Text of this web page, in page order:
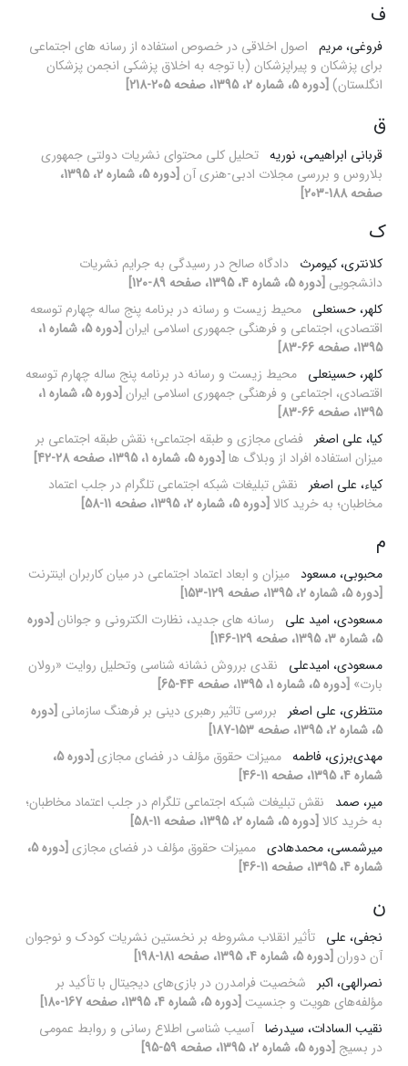
ف
فروغی، مریم اصول اخلاقی در خصوص استفاده از رسانه های اجتماعی
برای پزشکان و پیراپزشکان (با توجه به اخلاق پزشکی انجمن پزشکان
انگلستان) [دوره 5، شماره 2، 1395، صفحه 205-218]
ق
قربانی ابراهیمی، نوریه تحلیل کلی محتوای نشریات دولتی جمهوری
بلاروس و بررسی مجلات ادبی-هنری آن
[دوره 5، شماره 2، 1395،
صفحه 188-203]
ک
کلانتری، کیومرث
دادگاه صالح در رسیدگی به جرایم نشریات
دانشجویی [دوره 5، شماره 4، 1395، صفحه 89-120]
کلهر، حسنعلی محیط زیست و رسانه در برنامه پنج ساله چهارم توسعه
اقتصادی، اجتماعی و فرهنگی جمهوری اسلامی ایران
[دوره 5، شماره 1،
1395، صفحه 66-83]
کلهر، حسینعلی محیط زیست و رسانه در برنامه پنج ساله چهارم توسعه
اقتصادی، اجتماعی و فرهنگی جمهوری اسلامی ایران
[دوره 5، شماره 1،
1395، صفحه 66-83]
کیا، علی اصغر
فضای مجازی و طبقه اجتماعی؛ نقش طبقه اجتماعی بر
میزان استفاده افراد از وبلاگ ها [دوره 5، شماره 1، 1395، صفحه 28-42]
کیاء، علی اصغر
نقش تبلیغات شبکه اجتماعی تلگرام در جلب اعتماد
مخاطبان؛ به خرید کالا [دوره 5، شماره 2، 1395، صفحه 11-58]
م
محبوبی، مسعود میزان و ابعاد اعتماد اجتماعی در میان کاربران اینترنت
[دوره 5، شماره 2، 1395، صفحه 129-153]
مسعودی، امید علی
رسانه های جدید، نظارت الکترونی و جوانان [دوره
5، شماره 3، 1395، صفحه 129-146]
مسعودی، امیدعلی
نقدی برروش نشانه شناسی وتحلیل روایت «رولان
بارت» [دوره 5، شماره 1، 1395، صفحه 44-65]
منتظری، علی اصغر
بررسی تاثیر رهبری دینی بر فرهنگ سازمانی [دوره
5، شماره 2، 1395، صفحه 153-187]
مهدی‌برزی، فاطمه ممیزات حقوق مؤلف در فضای مجازی
[دوره 5،
شماره 4، 1395، صفحه 11-46]
میر، صمد
نقش تبلیغات شبکه اجتماعی تلگرام در جلب اعتماد مخاطبان؛
به خرید کالا [دوره 5، شماره 2، 1395، صفحه 11-58]
میرشمسی، محمد‌هادی ممیزات حقوق مؤلف در فضای مجازی
[دوره 5،
شماره 4، 1395، صفحه 11-46]
ن
نجفی، علی تأثیر انقلاب مشروطه بر نخستین نشریات کودک و نوجوان
آن دوران [دوره 5، شماره 4، 1395، صفحه 181-198]
نصرالهی، اکبر
شخصیت فرامدرن در ‌‌بازی‌های دیجیتال با تأکید بر
مؤلفه‌های هویت و جنسیت [دوره 5، شماره 4، 1395، صفحه 167-180]
نقیب السادات، سیدرضا آسیب شناسی اطلاع رسانی و روابط عمومی
در بسیج [دوره 5، شماره 2، 1395، صفحه 59-95]